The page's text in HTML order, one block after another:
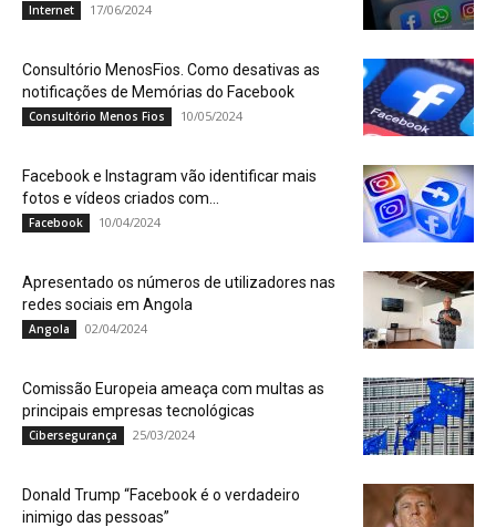
Internet 17/06/2024
Consultório MenosFios. Como desativas as
notificações de Memórias do Facebook
Consultório Menos Fios 10/05/2024
Facebook e Instagram vão identificar mais
fotos e vídeos criados com...
Facebook 10/04/2024
Apresentado os números de utilizadores nas
redes sociais em Angola
Angola 02/04/2024
Comissão Europeia ameaça com multas as
principais empresas tecnológicas
Cibersegurança 25/03/2024
Donald Trump “Facebook é o verdadeiro
inimigo das pessoas”